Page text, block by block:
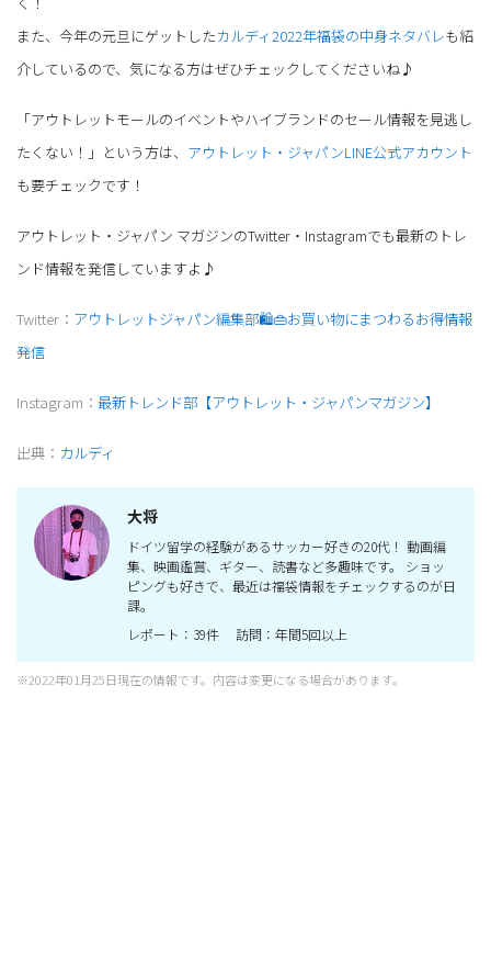
また、今年の元旦にゲットしたカルディ2022年福袋の中身ネタバレも紹
介しているので、気になる方はぜひチェックしてくださいね♪
「アウトレットモールのイベントやハイブランドのセール情報を見逃し
たくない！」という方は、 アウトレット・ジャパンLINE公式アカウント
も要チェックです！
アウトレット・ジャパン マガジンのTwitter・Instagramでも最新のトレ
ンド情報を発信していますよ♪
Twitter： アウトレットジャパン編集部🛍👜お買い物にまつわるお得情報
発信
Instagram： 最新トレンド部【アウトレット・ジャパンマガジン】
出典： カルディ
大将
ドイツ留学の経験があるサッカー好きの20代！ 動画編
集、映画鑑賞、ギター、読書など多趣味です。 ショッ
ピングも好きで、最近は福袋情報をチェックするのが日
課。
レポート：39件 訪問：年間5回以上
※2022年01月25日現在の情報です。内容は変更になる場合があります。